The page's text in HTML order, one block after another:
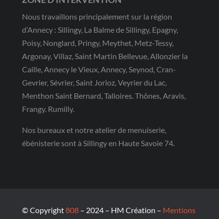
Nous travaillons principalement sur la région
d’Annecy : Sillingy, La Balme de Sillingy, Epagny,
Poisy, Nonglard, Pringy, Meythet, Metz-Tessy,
Argonay, Villaz, Saint Martin Bellevue, Allonzier la
Caille, Annecy le Vieux, Annecy, Seynod, Cran-
Gevrier, Sévrier, Saint Jorioz, Veyrier du Lac,
Menthon Saint Bernard, Talloires. Thônes, Aravis,
Frangy. Rumilly.
Nos bureaux et notre atelier de menuiserie,
ébénisterie sont à Sillingy en Haute Savoie 74.
© Copyright808– 2024 – HM Création – Mentions